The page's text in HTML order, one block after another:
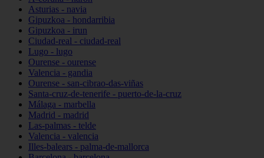
Asturias - navia
Gipuzkoa - hondarribia
Gipuzkoa - irun
Ciudad-real - ciudad-real
Lugo - lugo
Ourense - ourense
Valencia - gandia
Ourense - san-cibrao-das-viñas
Santa-cruz-de-tenerife - puerto-de-la-cruz
Málaga - marbella
Madrid - madrid
Las-palmas - telde
Valencia - valencia
Illes-balears - palma-de-mallorca